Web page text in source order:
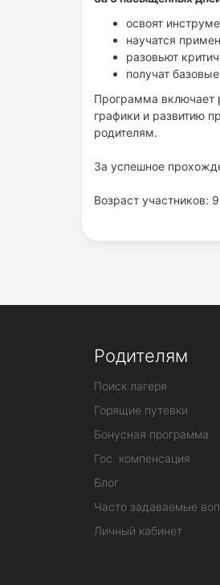
освоят
научатся
разовьют
получат
Программа включает
графики и развитию
родителям.
За успешное
Возраст участников:
Родителям
Поиск лагеря
Горящие путевки
Бонусная программа
Гос. компенсация
Блог
Часто задаваемые
Личный кабинет